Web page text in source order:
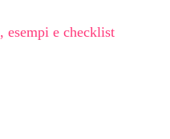
esempi e checklist